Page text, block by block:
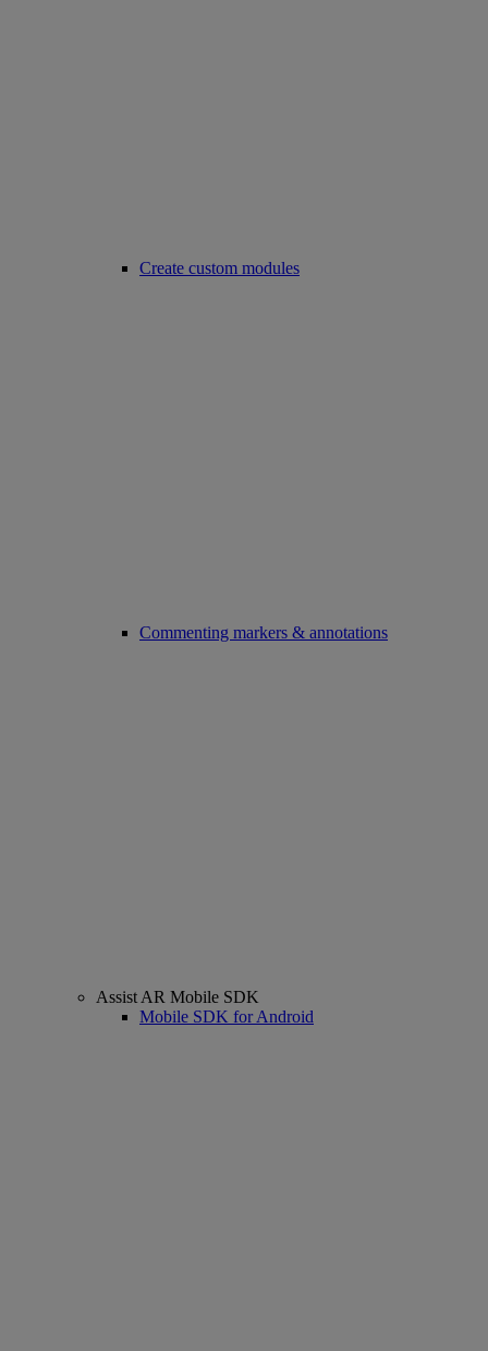
Create custom modules
Commenting markers & annotations
Assist AR Mobile SDK
Mobile SDK for Android